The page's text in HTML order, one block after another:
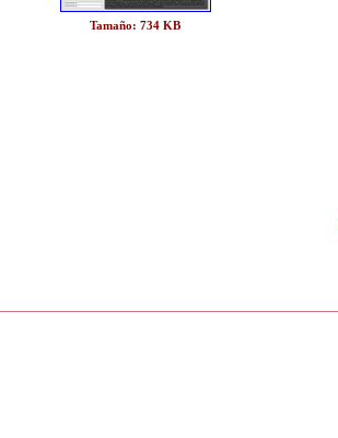
Tamaño: 734 KB